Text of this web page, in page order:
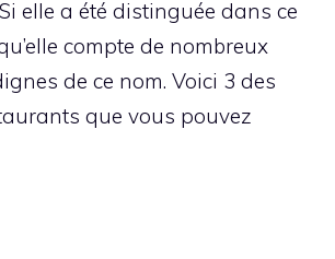
elle a été distinguée dans ce
compte de nombreux
de ce nom. Voici 3 des
que vous pouvez